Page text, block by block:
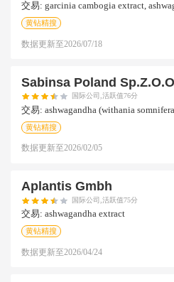
交易: garcinia cambogia extract,
黄钻精搜
数据更新至2026/07/18
Sabinsa Poland
国际公司,活跃值76分
交易: ashwagandha (withania
黄钻精搜
数据更新至2026/02/05
Aplantis Gmbh
国际公司,活跃值75分
交易: ashwagandha extract
黄钻精搜
数据更新至2026/04/24